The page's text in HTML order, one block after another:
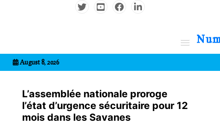
August 8, 2026
L’assemblée nationale proroge
l’état d’urgence sécuritaire pour 12
mois dans les Savanes